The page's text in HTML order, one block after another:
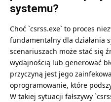
systemu?
Choć `csrss.exe` to proces
fundamentalny dla działania
scenariuszach może stać się
wydajnością lub generować
przyczyną jest jego
oprogramowanie, które
W takiej sytuacji fałszywy